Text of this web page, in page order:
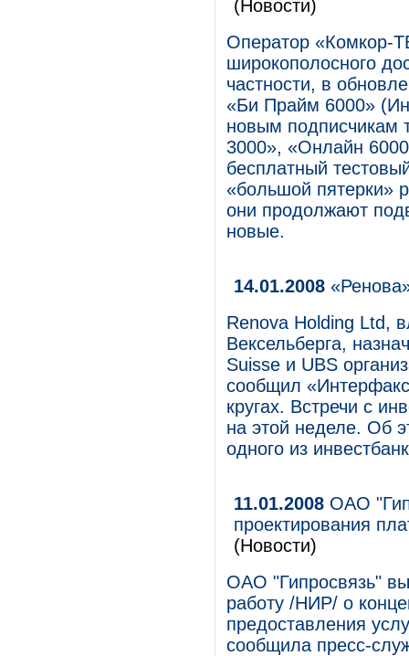
(Новости)
Оператор «Комкор-
широкополосного
частности, в
«Би Прайм 6000»
новым подписчикам
3000», «Онлайн
бесплатный
«большой пятерки»
они продолжают
новые.
14.01.2008
Renova Holding Ltd,
Вексельберга,
Suisse и UBS
сообщил
кругах. Встречи с
на этой неделе. Об
одного из
11.01.2008 ОАО
проектирования
(Новости)
ОАО "Гипросвязь"
работу /НИР/ о
предоставления
сообщила пресс-